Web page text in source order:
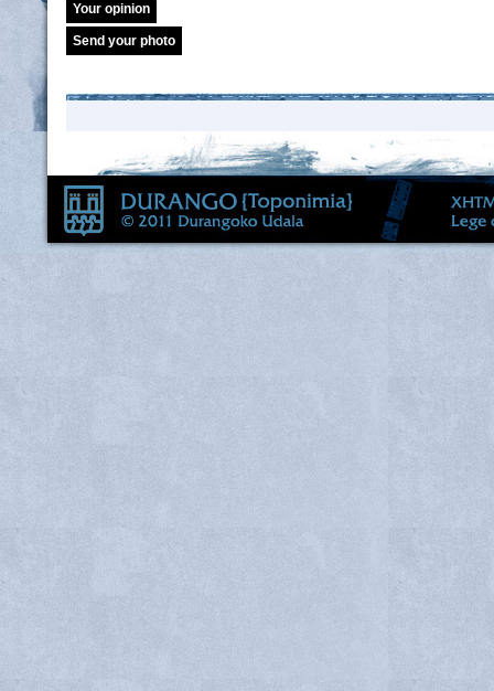
Your opinion
Send your photo